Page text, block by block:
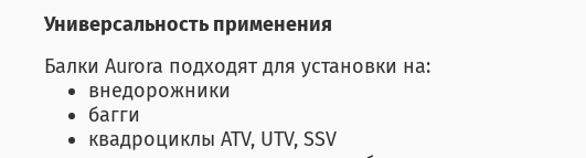
Универсальность применения
Балки Aurora подходят для установки на:
внедорожники
багги
квадроциклы ATV, UTV, SSV